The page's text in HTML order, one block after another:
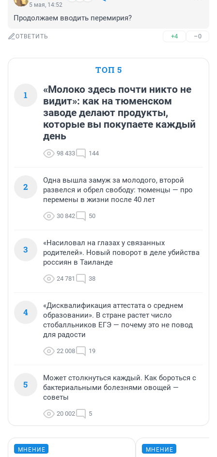
5 мая, 14:52
Продолжаем вводить перемирия?
ОТВЕТИТЬ +4 –0
ТОП 5
1
«Молоко здесь почти никто не
видит»: как на тюменском
заводе делают продукты,
которые вы покупаете каждый
день
98 433 144
2
Одна вышла замуж за молодого, второй
развелся и обрел свободу: тюменцы — про
перемены в жизни после 40 лет
30 842 50
3
«Насиловал на глазах у связанных
родителей». Новый поворот в деле убийства
россиян в Таиланде
24 781 38
4
«Дисквалификация аттестата о среднем
образовании». В стране растет число
стобалльников ЕГЭ — почему это не повод
для радости
22 008 19
5
Может столкнуться каждый. Как бороться с
бактериальными болезнями овощей —
советы
20 002 5
МНЕНИЕ МНЕНИЕ